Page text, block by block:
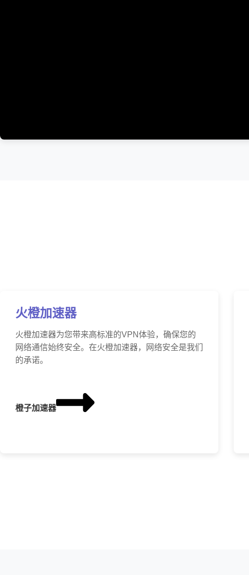
火橙加速器
火橙加速器为您带来高标准的VPN体验，确保您的
网络通信始终安全。在火橙加速器，网络安全是我们
的承诺。
橙子加速器